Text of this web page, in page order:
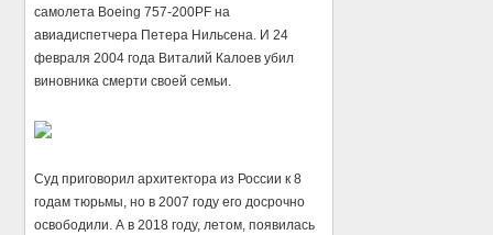
самолета Boeing 757-200PF на
авиадиспетчера Петера Нильсена. И 24
февраля 2004 года Виталий Калоев убил
виновника смерти своей семьи.
Суд приговорил архитектора из России к 8
годам тюрьмы, но в 2007 году его досрочно
освободили. А в 2018 году, летом, появилась